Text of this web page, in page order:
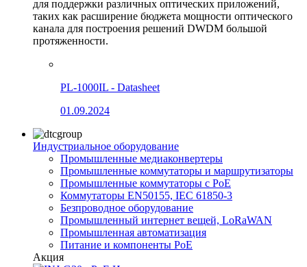
для поддержки различных оптических приложений,
таких как расширение бюджета мощности оптического
канала для построения решений DWDM большой
протяженности.
PL-1000IL - Datasheet
01.09.2024
Индустриальное оборудование
Промышленные медиаконвертеры
Промышленные коммутаторы и маршрутизаторы
Промышленные коммутаторы с PoE
Коммутаторы EN50155, IEC 61850-3
Безпроводное оборудование
Промышленный интернет вещей, LoRaWAN
Промышленная автоматизация
Питание и компоненты PoE
Акция